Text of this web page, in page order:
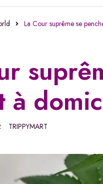
La Cour suprême se
à
TRIPPYMART